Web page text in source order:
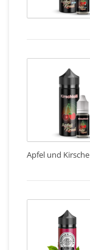
Apfel und Kirsche